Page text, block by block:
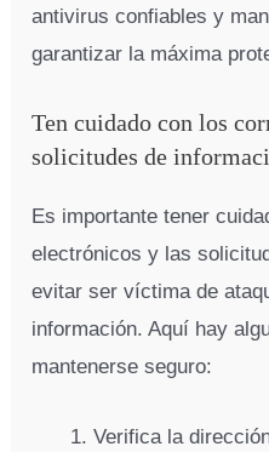
antivirus confiables y
garantizar la máxima
Ten cuidado con los
solicitudes de
Es importante tener
electrónicos y las
evitar ser víctima de
información. Aquí hay
mantenerse seguro:
Verifica la